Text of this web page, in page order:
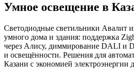
Умное освещение в
Светодиодные светильники Авалит
умного дома и здания: поддержка
через Алису, диммирование DALI и
и освещённости. Решения для
Казани с экономией электроэнергии